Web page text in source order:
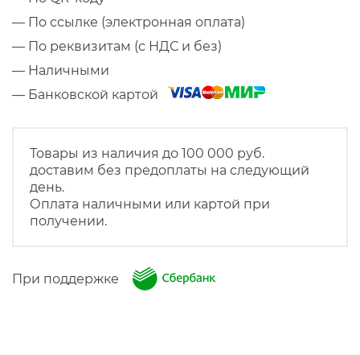
— По ссылке (электронная оплата)
— По реквизитам (с НДС и без)
— Наличными
— Банковской картой
Товары из наличия до 100 000 руб.
доставим без предоплаты на следующий
день.
Оплата наличными или картой при
получении.
При поддержке